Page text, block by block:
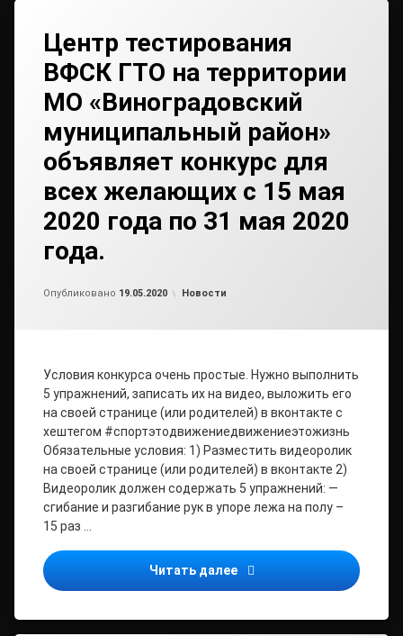
Центр тестирования
ВФСК ГТО на территории
МО «Виноградовский
муниципальный район»
объявляет конкурс для
всех желающих с 15 мая
2020 года по 31 мая 2020
года.
Опубликовано 19.05.2020 Рубрики:
Новости
Условия конкурса очень простые. Нужно выполнить
5 упражнений, записать их на видео, выложить его
на своей странице (или родителей) в вконтакте с
хештегом #спортэтодвижениедвижениеэтожизнь
Обязательные условия: 1) Разместить видеоролик
на своей странице (или родителей) в вконтакте 2)
Видеоролик должен содержать 5 упражнений: —
сгибание и разгибание рук в упоре лежа на полу –
15 раз …
Читать далее Центр тестирования